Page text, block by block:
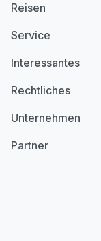
Reisen
Service
Interessantes
Rechtliches
Unternehmen
Partner